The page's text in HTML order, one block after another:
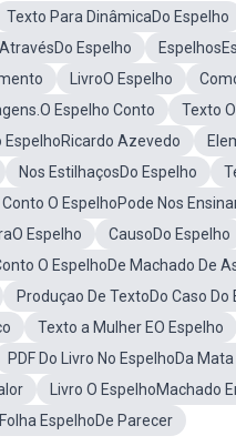
Texto Para DinâmicaDo Espelho
Espelho
LivroO Espelho
Espelho Conto Texto
EspelhoRicardo Azevedo
Nos EstilhaçosDo Espelho
Conto O EspelhoPode Nos
Espelho CausoDo Espelho
O EspelhoDe Machado De
Produçao De TextoDo Caso Do
Texto a Mulher EO Espelho
PDF Do Livro No EspelhoDa
Livro O EspelhoMachado
Folha EspelhoDe Parecer